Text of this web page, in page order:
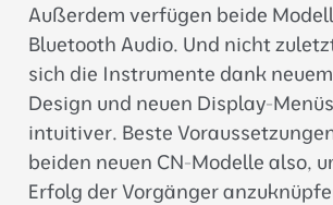
Außerdem verfügen beide
Bluetooth Audio. Und nicht
sich die Instrumente dank
Design und neuen Display-
intuitiver. Beste
beiden neuen CN-Modelle also,
Erfolg der Vorgänger